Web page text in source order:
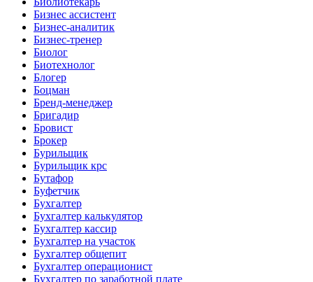
Бизнес ассистент
Бизнес-аналитик
Бизнес-тренер
Биолог
Биотехнолог
Блогер
Боцман
Бренд-менеджер
Бригадир
Бровист
Брокер
Бурильщик
Бурильщик крс
Бутафор
Буфетчик
Бухгалтер
Бухгалтер калькулятор
Бухгалтер кассир
Бухгалтер на участок
Бухгалтер общепит
Бухгалтер операционист
Бухгалтер по заработной плате